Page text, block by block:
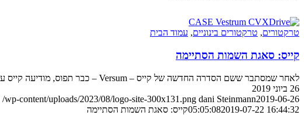
טרקטורים, טרקטורים בינוניים, עמוד הבית
קייס: סאגת השמות הסתיימה
לאחר שמסתבר ששם הסדרה החדשה של קייס – Versum – כבר תפוס, מודיעה קייס על השם המעודכן של הסדרה: Vestrum
26 ביוני 2019
/wp-content/uploads/2023/08/logo-site-300x131.png dani Steinmann2019-06-26
05:05:082019-07-22 16:44:32 קייס: סאגת השמות הסתיימה